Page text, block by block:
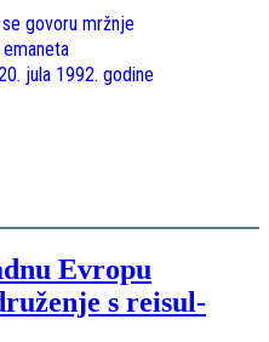
Evropu
s reisul-